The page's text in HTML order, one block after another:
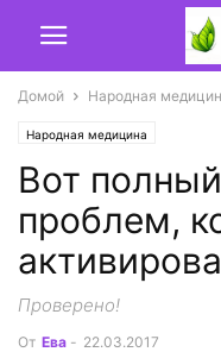
Домой Народная
Народная медицина
Вот
проблем,
Проверено!
От Ева - 22.03.2017